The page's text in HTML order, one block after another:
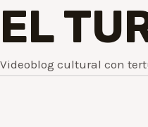
EL
Videoblog cultural con